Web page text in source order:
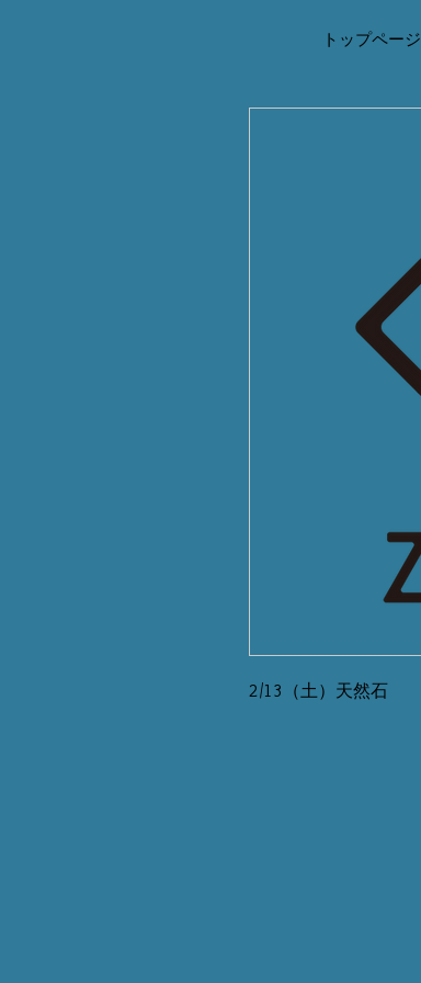
トップページ
2/13（土）天然石